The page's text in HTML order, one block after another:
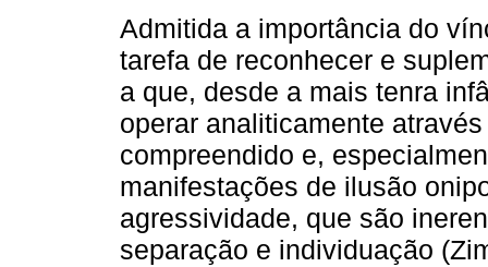
Admitida a importância do
tarefa de reconhecer e
a que, desde a mais tenra
operar analiticamente
compreendido e,
manifestações de ilusão
agressividade, que são
separação e individuação